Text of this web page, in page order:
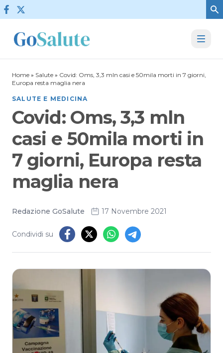
Vai al contenuto
Home » Salute » Covid: Oms, 3,3 mln casi e 50mila morti in 7 giorni,
Europa resta maglia nera
SALUTE E MEDICINA
Covid: Oms, 3,3 mln
casi e 50mila morti in
7 giorni, Europa resta
maglia nera
Redazione GoSalute 17 Novembre 2021
Condividi su